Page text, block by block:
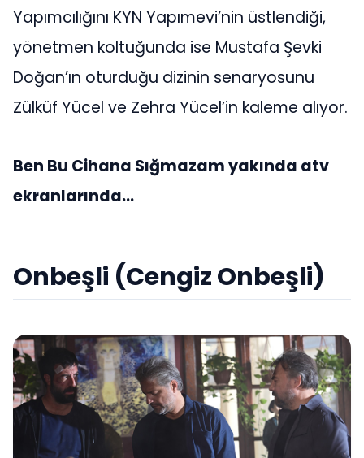
Yapımcılığını KYN Yapımevi’nin üstlendiği,
yönetmen koltuğunda ise Mustafa Şevki
Doğan’ın oturduğu dizinin senaryosunu
Zülküf Yücel ve Zehra Yücel’in kaleme alıyor.
Ben Bu Cihana Sığmazam yakında atv
ekranlarında…
Onbeşli (Cengiz Onbeşli)